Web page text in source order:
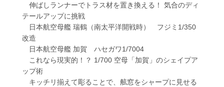
伸ばしランナーでトラス材を置き換える！ 気合のディ
テールアップに挑戦
日本航空母艦 瑞鶴（南太平洋開戦時） フジミ1/350
改造
日本航空母艦 加賀 ハセガワ1/7004
これなら現実的！？ 1/700 空母「加賀」のシェイプア
ップ術
キッチリ揃えて彫ることで、舷窓をシャープに見せる